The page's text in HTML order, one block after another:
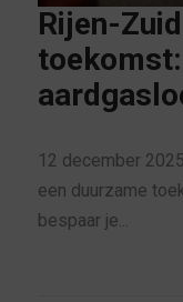
Rijen-
12 december
een duurzame
bespaar je...